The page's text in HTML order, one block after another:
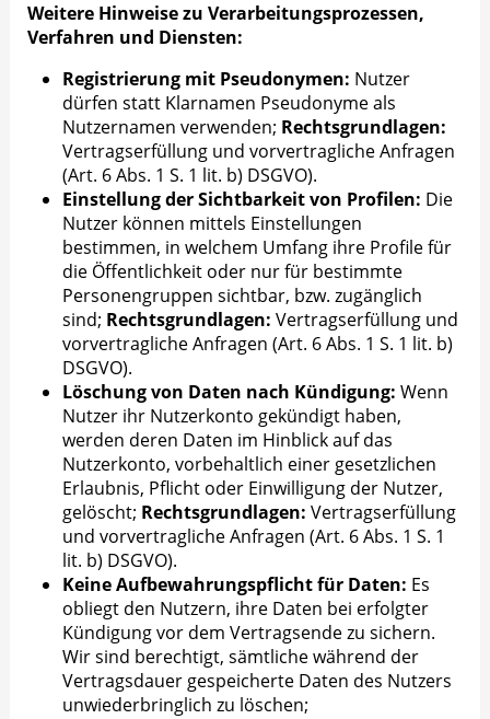
Weitere Hinweise zu Verarbeitungsprozessen,
Verfahren und Diensten:
Registrierung mit Pseudonymen: Nutzer
dürfen statt Klarnamen Pseudonyme als
Nutzernamen verwenden; Rechtsgrundlagen:
Vertragserfüllung und vorvertragliche Anfragen
(Art. 6 Abs. 1 S. 1 lit. b) DSGVO).
Einstellung der Sichtbarkeit von Profilen: Die
Nutzer können mittels Einstellungen
bestimmen, in welchem Umfang ihre Profile für
die Öffentlichkeit oder nur für bestimmte
Personengruppen sichtbar, bzw. zugänglich
sind; Rechtsgrundlagen: Vertragserfüllung und
vorvertragliche Anfragen (Art. 6 Abs. 1 S. 1 lit. b)
DSGVO).
Löschung von Daten nach Kündigung: Wenn
Nutzer ihr Nutzerkonto gekündigt haben,
werden deren Daten im Hinblick auf das
Nutzerkonto, vorbehaltlich einer gesetzlichen
Erlaubnis, Pflicht oder Einwilligung der Nutzer,
gelöscht; Rechtsgrundlagen: Vertragserfüllung
und vorvertragliche Anfragen (Art. 6 Abs. 1 S. 1
lit. b) DSGVO).
Keine Aufbewahrungspflicht für Daten: Es
obliegt den Nutzern, ihre Daten bei erfolgter
Kündigung vor dem Vertragsende zu sichern.
Wir sind berechtigt, sämtliche während der
Vertragsdauer gespeicherte Daten des Nutzers
unwiederbringlich zu löschen;